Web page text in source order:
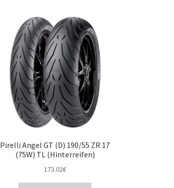
Pirelli Angel GT (D) 190/55 ZR 17
(75W) TL (Hinterreifen)
173.02€